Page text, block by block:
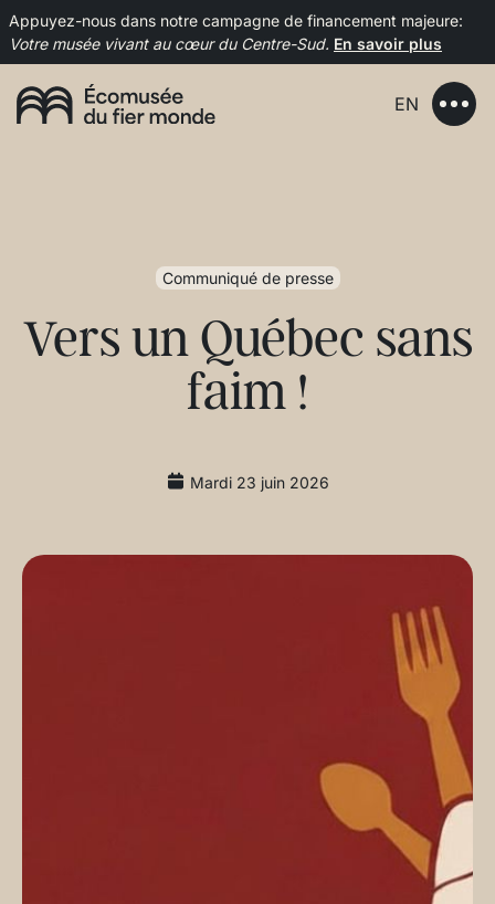
Appuyez-nous dans notre campagne de financement majeure:
Votre musée vivant au cœur du Centre-Sud. En savoir plus
EN
Communiqué de presse
Vers un Québec sans
faim !
Mardi 23 juin 2026